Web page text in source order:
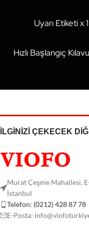
Uyarı Etiketi x 1
Hızlı Başlangıç
İLGİNİZİ ÇEKECEK
Murat Çeşme Mahallesi,
İstanbul
Telefon: (0212) 428 87 78
E-Posta: